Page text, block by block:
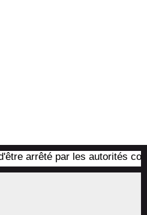
les autorités coloniales (mis